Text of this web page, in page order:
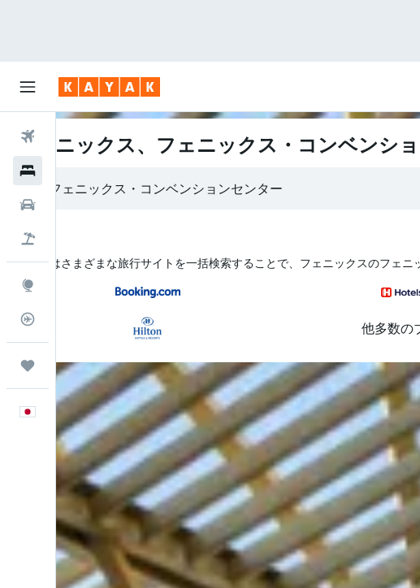
航空券
フライトトラッカー
Trips
日本語
フェニックス、フェニックス・コンベンシ
KAYAK はさまざまな旅行サイトを一括検索することで、フェニックス​のフェ
他多数の